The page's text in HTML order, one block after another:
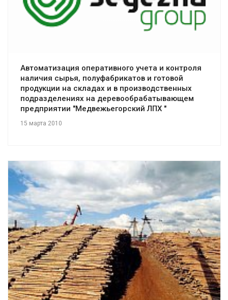
Смотреть проект
Автоматизация оперативного учета и контроля
наличия сырья, полуфабрикатов и готовой
продукции на складах и в производственных
подразделениях на деревообрабатывающем
предприятии "Медвежьегорский ЛПХ "
15 марта 2010
Смотреть проект